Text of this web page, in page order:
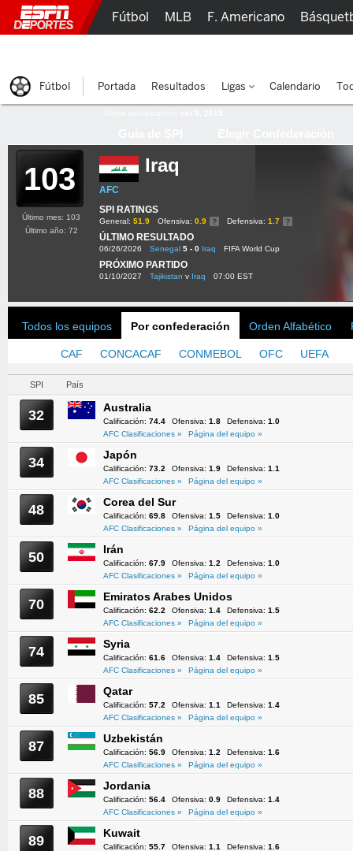
103 Iraq
AFC
SPI RATINGS
General: 51.9 Ofensiva: 0.9 Defensiva: 1.7
ÚLTIMO RESULTADO
06/26/2026 Senegal 5 - 0 Iraq FIFA World Cup
PRÓXIMO PARTIDO
01/10/2027 Tajikistan v Iraq 07:00 EST
Último mes: 103
Último año: 72
Todos los equipos Por confederación Orden Alfabético
CAF CONCACAF CONMEBOL OFC UEFA
SPI País
32 Australia
Calificación: 74.4 Ofensiva: 1.8 Defensiva: 1.0
AFC Clasificaciones »
Página del equipo »
34 Japón
Calificación: 73.2 Ofensiva: 1.9 Defensiva: 1.1
AFC Clasificaciones »
Página del equipo »
48 Corea del Sur
Calificación: 69.8 Ofensiva: 1.5 Defensiva: 1.0
AFC Clasificaciones »
Página del equipo »
50 Irán
Calificación: 67.9 Ofensiva: 1.2 Defensiva: 1.0
AFC Clasificaciones »
Página del equipo »
70 Emiratos Arabes Unidos
Calificación: 62.2 Ofensiva: 1.4 Defensiva: 1.5
AFC Clasificaciones »
Página del equipo »
74 Syria
Calificación: 61.6 Ofensiva: 1.4 Defensiva: 1.5
AFC Clasificaciones »
Página del equipo »
85 Qatar
Calificación: 57.2 Ofensiva: 1.1 Defensiva: 1.4
AFC Clasificaciones »
Página del equipo »
87 Uzbekistán
Calificación: 56.9 Ofensiva: 1.2 Defensiva: 1.6
AFC Clasificaciones »
Página del equipo »
88 Jordania
Calificación: 56.4 Ofensiva: 0.9 Defensiva: 1.4
AFC Clasificaciones »
Página del equipo »
89 Kuwait
Calificación: 55.7 Ofensiva: 1.1 Defensiva: 1.6
Fútbol MLB F. Americano
Fútbol Portada Resultados Ligas Calendario